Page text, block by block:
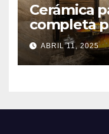
Cerámica
completa
opción
ABRIL 11, 2025